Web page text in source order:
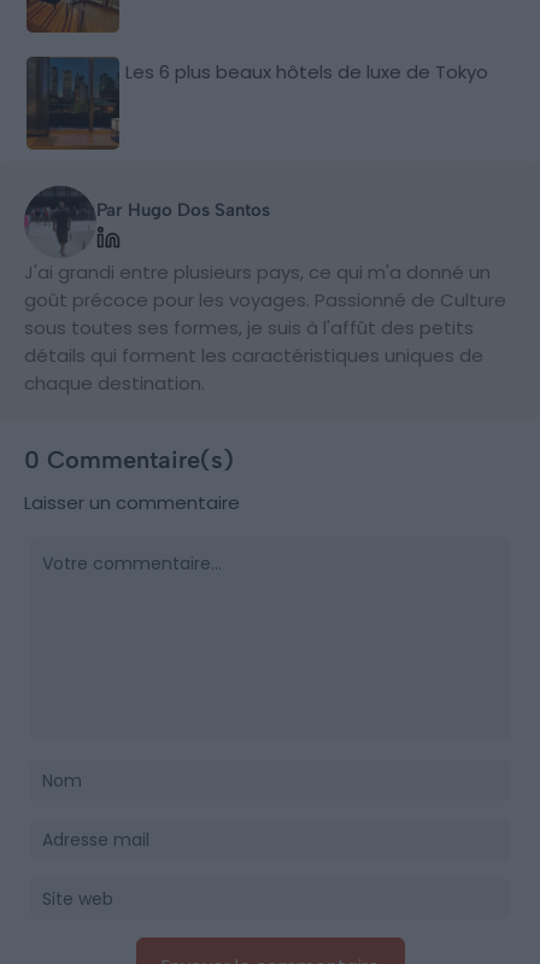
Les 6 plus beaux hôtels de luxe de Tokyo
Par Hugo Dos Santos
J'ai grandi entre plusieurs pays, ce qui m'a donné un
goût précoce pour les voyages. Passionné de Culture
sous toutes ses formes, je suis à l'affût des petits
détails qui forment les caractéristiques uniques de
chaque destination.
0 Commentaire(s)
Laisser un commentaire